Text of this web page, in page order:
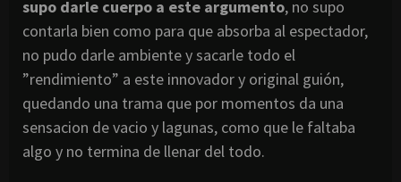
supo darle cuerpo a este argumento, no supo
contarla bien como para que absorba al espectador,
no pudo darle ambiente y sacarle todo el
”rendimiento” a este innovador y original guión,
quedando una trama que por momentos da una
sensacion de vacio y lagunas, como que le faltaba
algo y no termina de llenar del todo.